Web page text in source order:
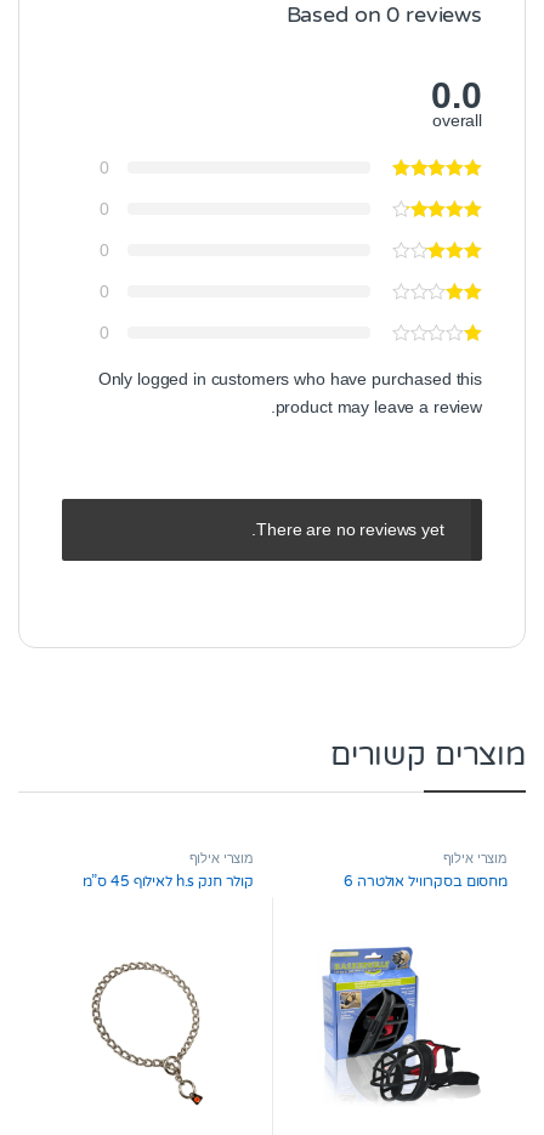
Based on 0 reviews
0.0
overall
0
0
0
0
0
Only logged in customers who have purchased this
product may leave a review.
There are no reviews yet.
מוצרים קשורים
מוצרי אילוף
מחסום בסקרוויל אולטרה 6
מוצרי אילוף
קולר חנק h.s לאילוף 45 ס”מ